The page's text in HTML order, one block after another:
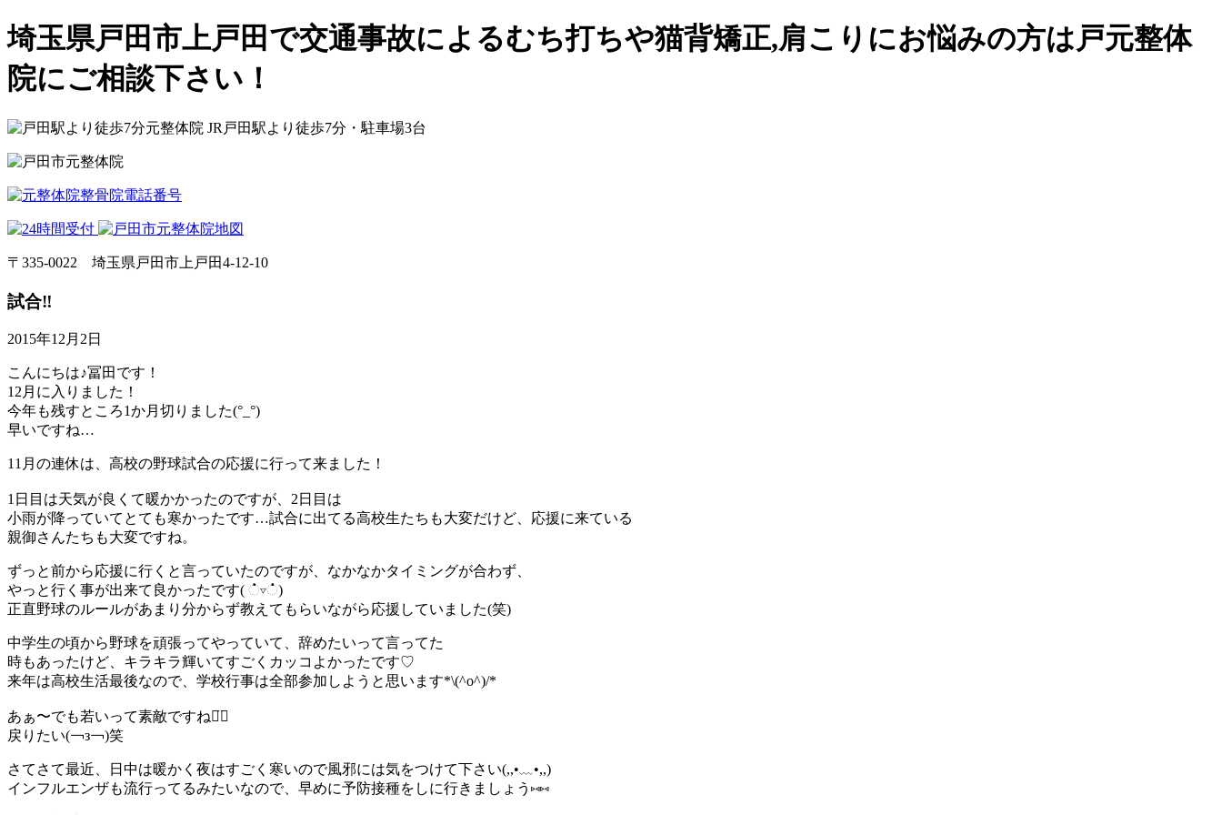
埼玉県戸田市上戸田で交通事故によるむち打ちや猫背矯正,肩こりにお悩みの方は戸元整体
院にご相談下さい！
JR戸田駅より徒歩7分・駐車場3台
〒335‐0022 埼玉県戸田市上戸田4-12-10
試合‼︎
2015年12月2日
こんにちは♪冨田です！
12月に入りました！
今年も残すところ1か月切りました(°_°)
早いですね…
11月の連休は、高校の野球試合の応援に行って来ました！
1日目は天気が良くて暖かかったのですが、2日目は
小雨が降っていてとても寒かったです…試合に出てる高校生たちも大変だけど、応援に来ている
親御さんたちも大変ですね。
ずっと前から応援に行くと言っていたのですが、なかなかタイミングが合わず、
やっと行く事が出来て良かったです( ்▿்)
正直野球のルールがあまり分からず教えてもらいながら応援していました(笑)
中学生の頃から野球を頑張ってやっていて、辞めたいって言ってた
時もあったけど、キラキラ輝いてすごくカッコよかったです♡
来年は高校生活最後なので、学校行事は全部参加しようと思います*\(^o^)/*
あぁ〜でも若いって素敵ですね◡̈⃝
戻りたい(￢з￢)笑
さてさて最近、日中は暖かく夜はすごく寒いので風邪には気をつけて下さい(,,•﹏•,,)
インフルエンザも流行ってるみたいなので、早めに予防接種をしに行きましょう⑅⑅